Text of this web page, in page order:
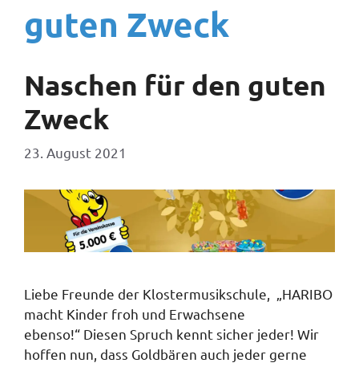
guten Zweck
Naschen für den guten
Zweck
23. August 2021
Liebe Freunde der Klostermusikschule, „HARIBO
macht Kinder froh und Erwachsene
ebenso!“ Diesen Spruch kennt sicher jeder! Wir
hoffen nun, dass Goldbären auch jeder gerne